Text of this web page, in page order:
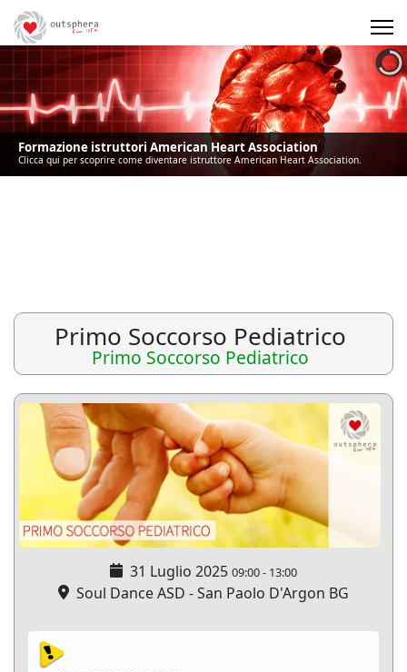
Formazione istruttori American Heart Association
Clicca qui per scoprire come diventare istruttore American Heart Association.
Primo Soccorso Pediatrico
Primo Soccorso Pediatrico
31 Luglio 2025 09:00- 13:00
Soul Dance ASD - San Paolo D'Argon BG